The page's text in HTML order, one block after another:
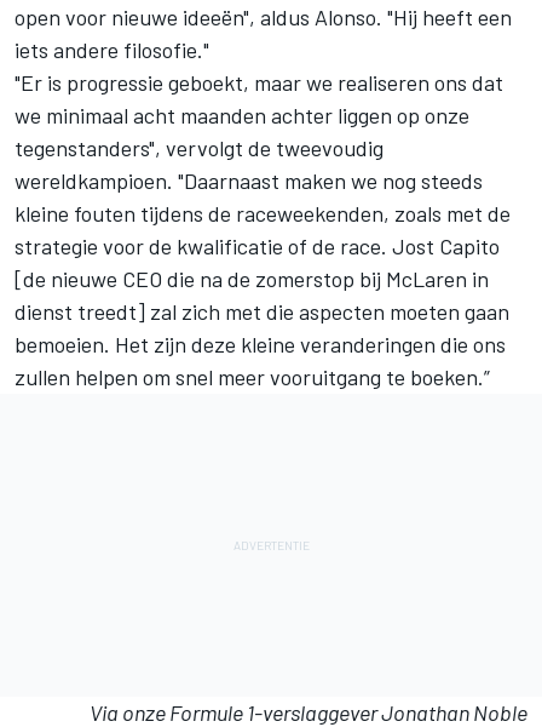
open voor nieuwe ideeën", aldus Alonso. "Hij heeft een
iets andere filosofie."
"Er is progressie geboekt, maar we realiseren ons dat
we minimaal acht maanden achter liggen op onze
tegenstanders", vervolgt de tweevoudig
wereldkampioen. "Daarnaast maken we nog steeds
kleine fouten tijdens de raceweekenden, zoals met de
strategie voor de kwalificatie of de race. Jost Capito
[de nieuwe CEO die na de zomerstop bij McLaren in
dienst treedt] zal zich met die aspecten moeten gaan
bemoeien. Het zijn deze kleine veranderingen die ons
zullen helpen om snel meer vooruitgang te boeken.”
Via onze Formule 1-verslaggever Jonathan Noble